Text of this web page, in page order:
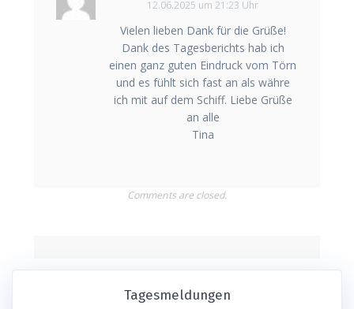
12.06.2025 um 21:23 Uhr
Vielen lieben Dank für die Grüße!
Dank des Tagesberichts hab ich
einen ganz guten Eindruck vom Törn
und es fühlt sich fast an als währe
ich mit auf dem Schiff. Liebe Grüße
an alle
Tina
Comments are closed.
Tagesmeldungen